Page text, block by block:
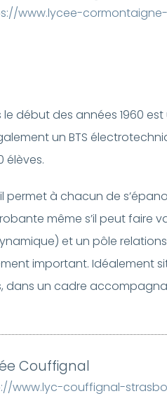
www.lycee-
début des années 1960
un BTS
élèves.
à chacun de
même s’il peut faire
et un pôle
important. Idéalement
dans un cadre
Couffignal
www.lyc-couffignal-